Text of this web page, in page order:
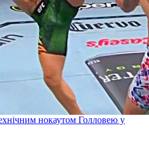
нокаутом Голловею у